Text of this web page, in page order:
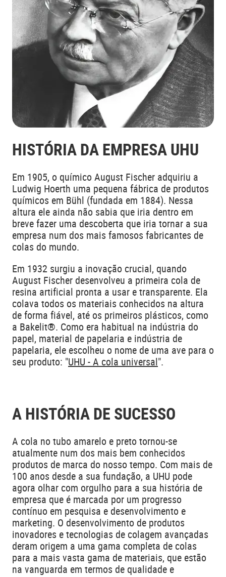
HISTÓRIA DA EMPRESA UHU
Em 1905, o químico August Fischer adquiriu a
Ludwig Hoerth uma pequena fábrica de produtos
químicos em Bühl (fundada em 1884). Nessa
altura ele ainda não sabia que iria dentro em
breve fazer uma descoberta que iria tornar a sua
empresa num dos mais famosos fabricantes de
colas do mundo.
Em 1932 surgiu a inovação crucial, quando
August Fischer desenvolveu a primeira cola de
resina artificial pronta a usar e transparente. Ela
colava todos os materiais conhecidos na altura
de forma fiável, até os primeiros plásticos, como
a Bakelit®. Como era habitual na indústria do
papel, material de papelaria e indústria de
papelaria, ele escolheu o nome de uma ave para o
seu produto: "UHU - A cola universal".
A HISTÓRIA DE SUCESSO
A cola no tubo amarelo e preto tornou-se
atualmente num dos mais bem conhecidos
produtos de marca do nosso tempo. Com mais de
100 anos desde a sua fundação, a UHU pode
agora olhar com orgulho para a sua história de
empresa que é marcada por um progresso
contínuo em pesquisa e desenvolvimento e
marketing. O desenvolvimento de produtos
inovadores e tecnologias de colagem avançadas
deram origem a uma gama completa de colas
para a mais vasta gama de materiais, que estão
na vanguarda em termos de qualidade e